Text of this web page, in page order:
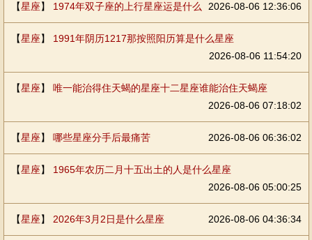
【星座】 1974年双子座的上行星座运是什么 2026-08-06 12:36:06
【星座】 1991年阴历1217那按照阳历算是什么星座
2026-08-06 11:54:20
【星座】 唯一能治得住天蝎的星座十二星座谁能治住天蝎座
2026-08-06 07:18:02
【星座】 哪些星座分手后最痛苦 2026-08-06 06:36:02
【星座】 1965年农历二月十五出土的人是什么星座
2026-08-06 05:00:25
【星座】 2026年3月2日是什么星座 2026-08-06 04:36:34